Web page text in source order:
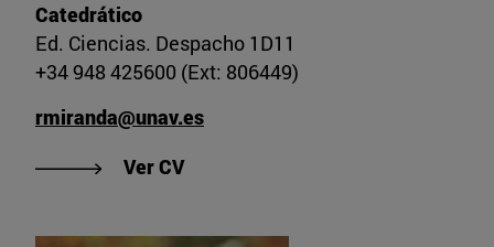
Catedrático
Ed. Ciencias. Despacho 1D11
+34 948 425600 (Ext: 806449)
rmiranda@unav.es
Ver CV"Ver CV de Rafael Miranda